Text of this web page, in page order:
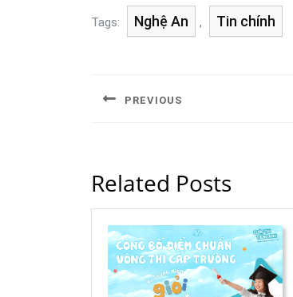
Tags: Nghệ An , Tin chính
PREVIOUS
Related Posts